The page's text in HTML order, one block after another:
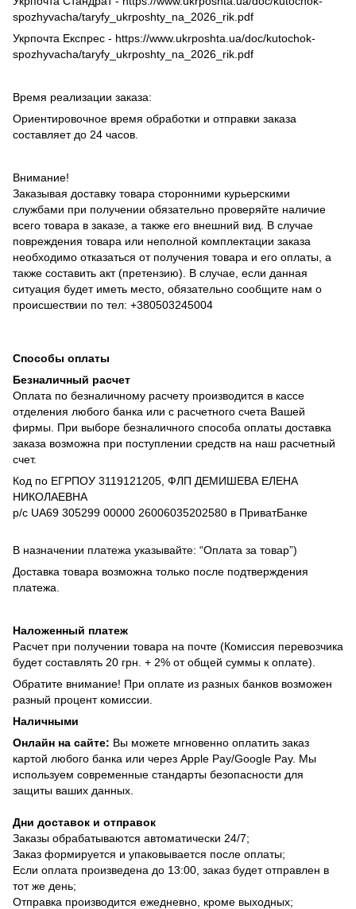
spozhyvacha/taryfy_ukrposhty_na_2026_rik.pdf
Укрпочта Експрес - https://www.ukrposhta.ua/doc/kutochok-
spozhyvacha/taryfy_ukrposhty_na_2026_rik.pdf
Время реализации заказа:
Ориентировочное время обработки и отправки заказа
составляет до 24 часов.
Внимание!
Заказывая доставку товара сторонними курьерскими
службами при получении обязательно проверяйте наличие
всего товара в заказе, а также его внешний вид. В случае
повреждения товара или неполной комплектации заказа
необходимо отказаться от получения товара и его оплаты, а
также составить акт (претензию). В случае, если данная
ситуация будет иметь место, обязательно сообщите нам о
происшествии по тел: +380503245004
Способы оплаты
Безналичный расчет
Оплата по безналичному расчету производится в кассе
отделения любого банка или с расчетного счета Вашей
фирмы. При выборе безналичного способа оплаты доставка
заказа возможна при поступлении средств на наш расчетный
счет.
Код по ЕГРПОУ 3119121205, ФЛП ДЕМИШЕВА ЕЛЕНА
НИКОЛАЕВНА
р/с UA69 305299 00000 26006035202580 в ПриватБанке
В назначении платежа указывайте: “Оплата за товар”)
Доставка товара возможна только после подтверждения
платежа.
Наложенный платеж
Расчет при получении товара на почте (Комиссия перевозчика
будет составлять 20 грн. + 2% от общей суммы к оплате).
Обратите внимание! При оплате из разных банков возможен
разный процент комиссии.
Наличными
Онлайн на сайте: Вы можете мгновенно оплатить заказ
картой любого банка или через Apple Pay/Google Pay. Мы
используем современные стандарты безопасности для
защиты ваших данных.
Дни доставок и отправок
Заказы обрабатываются автоматически 24/7;
Заказ формируется и упаковывается после оплаты;
Если оплата произведена до 13:00, заказ будет отправлен в
тот же день;
Отправка производится ежедневно, кроме выходных;